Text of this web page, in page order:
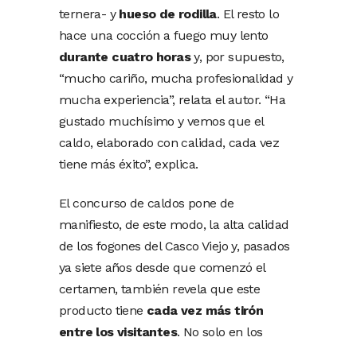
ternera- y hueso de rodilla. El resto lo
hace una cocción a fuego muy lento
durante cuatro horasy, por supuesto,
“mucho cariño, mucha profesionalidad y
mucha experiencia”, relata el autor. “Ha
gustado muchísimo y vemos que el
caldo, elaborado con calidad, cada vez
tiene más éxito”, explica.
El concurso de caldos pone de
manifiesto, de este modo, la alta calidad
de los fogones del Casco Viejo y, pasados
ya siete años desde que comenzó el
certamen, también revela que este
producto tiene cada vez más tirón
entre los visitantes. No solo en los